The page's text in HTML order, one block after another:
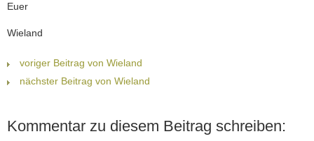
Euer
Wieland
voriger Beitrag von Wieland
nächster Beitrag von Wieland
Kommentar zu diesem Beitrag schreiben: